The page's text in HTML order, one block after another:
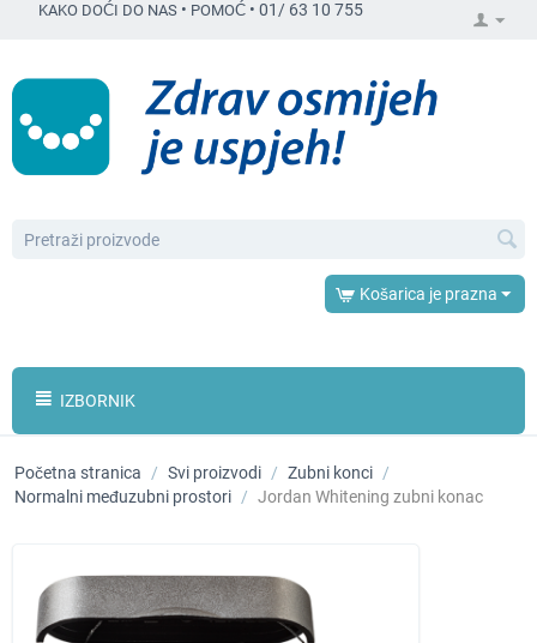
KAKO DOĆI DO NAS • POMOĆ • 01/ 63 10 755
Košarica je prazna
IZBORNIK
Početna stranica / Svi proizvodi / Zubni konci /
Normalni međuzubni prostori / Jordan Whitening zubni konac